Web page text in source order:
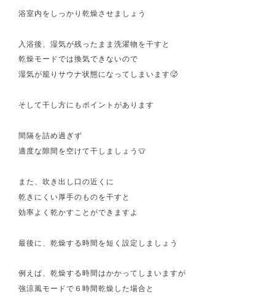
浴室内をしっかり乾燥させましょう
入浴後、湿気が残ったまま洗濯物を干すと
乾燥モードでは換気できないので
湿気が籠りサウナ状態になってしまいます🥵
そして干し方にもポイントがあります
間隔を詰め過ぎず
適度な隙間を空けて干しましょう👕
また、吹き出し口の近くに
乾きにくい厚手のものを干すと
効率よく乾かすことができますよ
最後に、乾燥する時間を短く設定しましょう
例えば、乾燥する時間はかかってしまいますが
強涼風モードで６時間乾燥した場合と